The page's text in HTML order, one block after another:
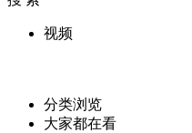
视频
分类浏览
大家都在看